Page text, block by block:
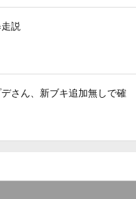
説
デさん、新ブキ追加無しで確